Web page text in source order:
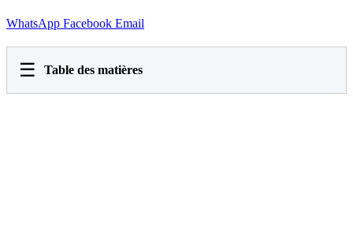
WhatsApp Facebook Email
☰ Table des matières